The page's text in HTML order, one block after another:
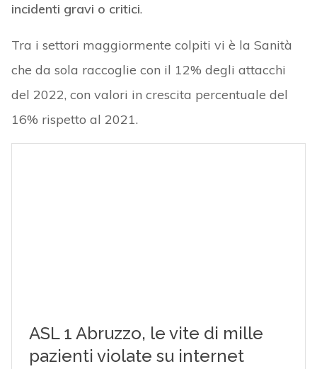
incidenti gravi o critici.
Tra i settori maggiormente colpiti vi è la Sanità
che da sola raccoglie con il 12% degli attacchi
del 2022, con valori in crescita percentuale del
16% rispetto al 2021.